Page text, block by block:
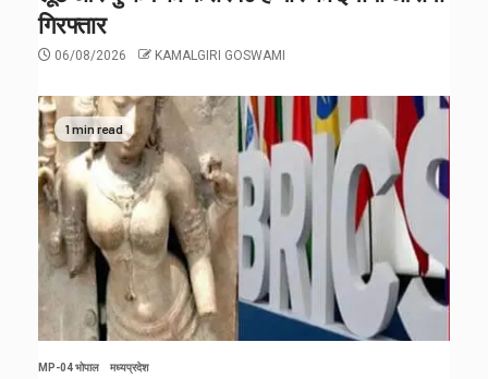
गिरफ्तार
06/08/2026 KAMALGIRI GOSWAMI
1 min read
MP-04 भोपाल मध्यप्रदेश